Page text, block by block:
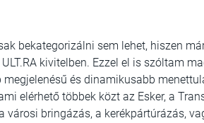
bekategorizálni sem lehet, hiszen
kivitelben. Ezzel el is szóltam
megjelenésű és dinamikusabb
elérhető többek közt az Esker, a
városi bringázás, a kerékpártúrázás,